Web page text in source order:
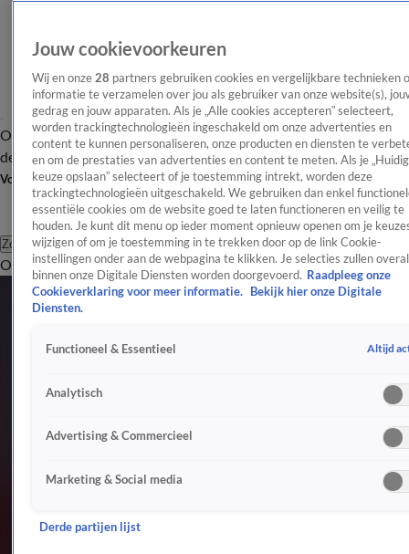
OverzichtAfleveringen Entertainment TV Algemeen
Tip
de redactieNieuwsbrief
Volg Shownieuws
Zoeken
OverzichtEntertainmentSpraakmakendRealityCrimeVideo's
Rechtszaken
Blijf op de hoogte van de meest spraakmakende rechtszaken en
Rechtszaken
8 aug 2023, 12:54
8 aug 2023, 09:56
25 juli 2023, 19:10
25 juli 2023, 09:03
Jouw cookievoorkeuren
Wij en onze 28 partners gebruiken cookies en vergelijkbare technieken
informatie te verzamelen over jou als gebruiker van onze website(s),
gedrag en jouw apparaten. Als je „Alle cookies accepteren” selecteert,
worden trackingtechnologieën ingeschakeld om onze advertenties en
content te kunnen personaliseren, onze producten en diensten te
en om de prestaties van advertenties en content te meten. Als je
keuze opslaan” selecteert of je toestemming intrekt, worden deze
trackingtechnologieën uitgeschakeld. We gebruiken dan enkel
essentiële cookies om de website goed te laten functioneren en veilig te
houden. Je kunt dit menu op ieder moment opnieuw openen om je
wijzigen of om je toestemming in te trekken door op de link Cookie-
instellingen onder aan de webpagina te klikken. Je selecties zullen overal
binnen onze Digitale Diensten worden doorgevoerd. Raadpleeg onze
Cookieverklaring voor meer informatie.
Bekijk hier onze Digitale
Diensten.
Functioneel & Essentieel Altijd
Analytisch
Advertising & Commercieel
Marketing & Social media
Derde partijen lijst